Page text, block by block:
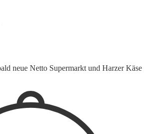
neue Netto Supermarkt und Harzer Käse